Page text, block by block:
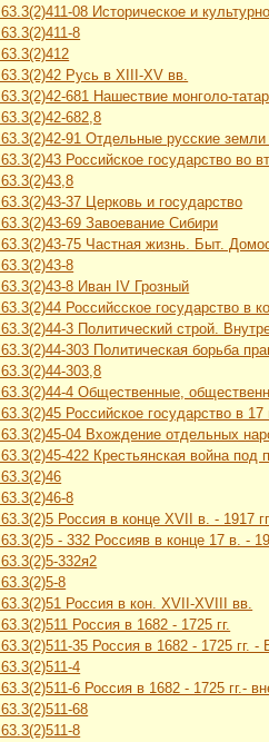
63.3(2)411-08 Историческое и
63.3(2)411-8
63.3(2)412
63.3(2)42 Русь в XIII-XV вв.
63.3(2)42-681 Нашествие монголо-татар
63.3(2)42-682,8
63.3(2)42-91 Отдельные русские
63.3(2)43 Российское государство во
63.3(2)43,8
63.3(2)43-37 Церковь и государство
63.3(2)43-69 Завоевание Сибири
63.3(2)43-75 Частная жизнь. Быт.
63.3(2)43-8
63.3(2)43-8 Иван IV Грозный
63.3(2)44 Российсское государство в
63.3(2)44-3 Политический строй.
63.3(2)44-303 Политическая борьба
63.3(2)44-303,8
63.3(2)44-4 Общественные,
63.3(2)45 Российское государство в 17
63.3(2)45-04 Вхождение отдельных
63.3(2)45-422 Крестьянская война
63.3(2)46
63.3(2)46-8
63.3(2)5 Россия в конце XVII в. - 1917
63.3(2)5 - 332 Россияв в конце 17 в. -
63.3(2)5-332я2
63.3(2)5-8
63.3(2)51 Россия в кон. XVII-XVIII вв.
63.3(2)511 Россия в 1682 - 1725 гг.
63.3(2)511-35 Россия в 1682 - 1725 гг.
63.3(2)511-4
63.3(2)511-6 Россия в 1682 - 1725 гг.-
63.3(2)511-68
63.3(2)511-8